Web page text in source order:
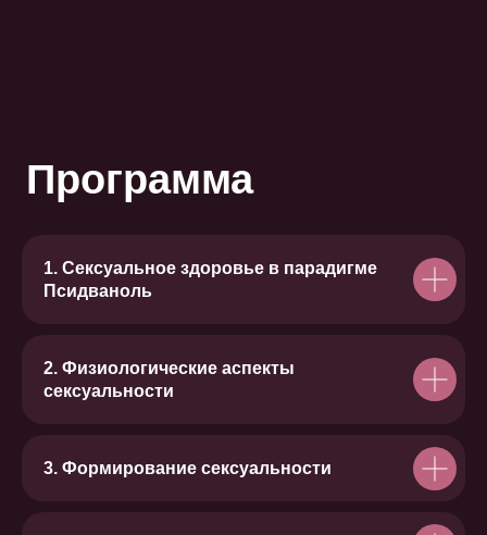
1. Сексуальное здоровье в парадигме
Псидваноль
2. Физиологические аспекты
сексуальности
3. Формирование сексуальности
клинический (медицинский) психолог,
философии в психологии (PhD,